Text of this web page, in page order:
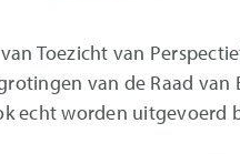
Toezicht van
van de Raad van
echt worden uitgevoerd